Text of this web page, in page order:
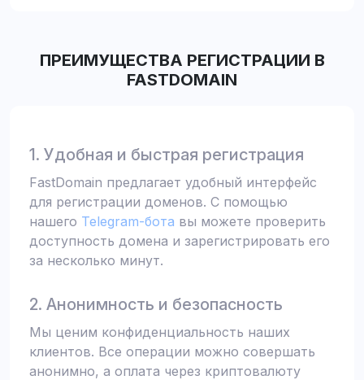
ПРЕИМУЩЕСТВА РЕГИСТРАЦИИ В
FASTDOMAIN
1. Удобная и быстрая регистрация
FastDomain предлагает удобный интерфейс
для регистрации доменов. С помощью
нашего Telegram-бота вы можете проверить
доступность домена и зарегистрировать его
за несколько минут.
2. Анонимность и безопасность
Мы ценим конфиденциальность наших
клиентов. Все операции можно совершать
анонимно, а оплата через криптовалюту